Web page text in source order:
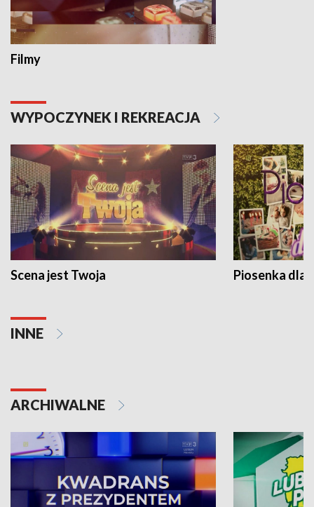
Filmy
WYPOCZYNEK I REKREACJA
Scena jest Twoja Piosenka dla
INNE
ARCHIWALNE